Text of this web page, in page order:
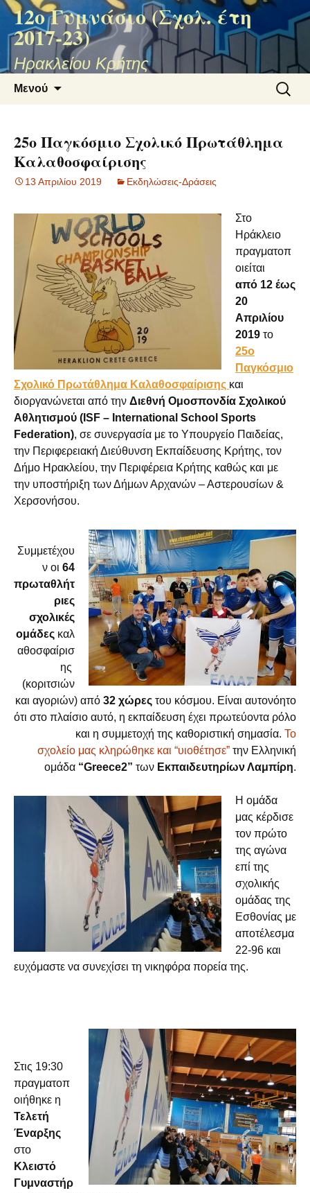
12ο Γυμνάσιο (Σχολ. έτη
2017-23)
Ηρακλείου Κρήτης
Μενού
για:
25ο Παγκόσμιο Σχολικό Πρωτάθλημα
Καλαθοσφαίρισης
13 Απριλίου 2019 Εκδηλώσεις-Δράσεις
Στο
Ηράκλειο
πραγματοπ
οιείται
από 12 έως
20
Απριλίου
2019 το
25ο
Παγκόσμιο
Σχολικό Πρωτάθλημα Καλαθοσφαίρισης και
διοργανώνεται από την Διεθνή Ομοσπονδία Σχολικού
Αθλητισμού (ISF – International School Sports
Federation), σε συνεργασία με το Υπουργείο Παιδείας,
την Περιφερειακή Διεύθυνση Εκπαίδευσης Κρήτης, τον
Δήμο Ηρακλείου, την Περιφέρεια Κρήτης καθώς και με
την υποστήριξη των Δήμων Αρχανών – Αστερουσίων &
Χερσονήσου.
Συμμετέχου
ν οι 64
πρωταθλήτ
ριες
σχολικές
ομάδες καλ
αθοσφαίρισ
ης
(κοριτσιών
και αγοριών) από 32 χώρες του κόσμου. Είναι αυτονόητο
ότι στο πλαίσιο αυτό, η εκπαίδευση έχει πρωτεύοντα ρόλο
και η συμμετοχή της καθοριστική σημασία. Το
σχολείο μας κληρώθηκε και “υιοθέτησε” την Ελληνική
ομάδα “Greece2” των Εκπαιδευτηρίων Λαμπίρη.
Η ομάδα
μας κέρδισε
τον πρώτο
της αγώνα
επί της
σχολικής
ομάδας της
Εσθονίας με
αποτέλεσμα
22-96 και
ευχόμαστε να συνεχίσει τη νικηφόρα πορεία της.
Στις 19:30
πραγματοπ
οιήθηκε η
Τελετή
Έναρξης
στο
Κλειστό
Γυμναστήρ